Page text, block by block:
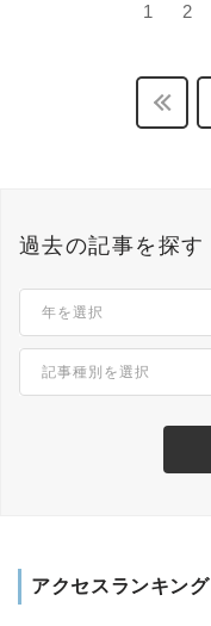
1 2
過去の記事を探す
アクセスランキング